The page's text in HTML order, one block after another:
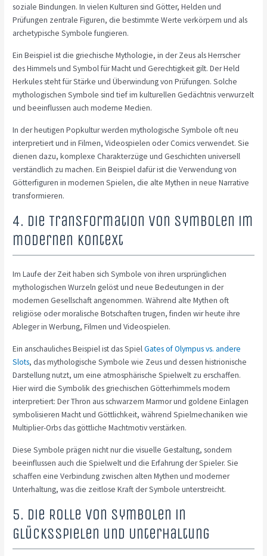
soziale Bindungen. In vielen Kulturen sind Götter, Helden und
Prüfungen zentrale Figuren, die bestimmte Werte verkörpern und als
archetypische Symbole fungieren.
Ein Beispiel ist die griechische Mythologie, in der Zeus als Herrscher
des Himmels und Symbol für Macht und Gerechtigkeit gilt. Der Held
Herkules steht für Stärke und Überwindung von Prüfungen. Solche
mythologischen Symbole sind tief im kulturellen Gedächtnis verwurzelt
und beeinflussen auch moderne Medien.
In der heutigen Popkultur werden mythologische Symbole oft neu
interpretiert und in Filmen, Videospielen oder Comics verwendet. Sie
dienen dazu, komplexe Charakterzüge und Geschichten universell
verständlich zu machen. Ein Beispiel dafür ist die Verwendung von
Götterfiguren in modernen Spielen, die alte Mythen in neue Narrative
transformieren.
4. Die Transformation von Symbolen im
modernen Kontext
Im Laufe der Zeit haben sich Symbole von ihren ursprünglichen
mythologischen Wurzeln gelöst und neue Bedeutungen in der
modernen Gesellschaft angenommen. Während alte Mythen oft
religiöse oder moralische Botschaften trugen, finden wir heute ihre
Ableger in Werbung, Filmen und Videospielen.
Ein anschauliches Beispiel ist das SpielGates of Olympus vs. andere
Slots, das mythologische Symbole wie Zeus und dessen histrionische
Darstellung nutzt, um eine atmosphärische Spielwelt zu erschaffen.
Hier wird die Symbolik des griechischen Götterhimmels modern
interpretiert: Der Thron aus schwarzem Marmor und goldene Einlagen
symbolisieren Macht und Göttlichkeit, während Spielmechaniken wie
Multiplier-Orbs das göttliche Machtmotiv verstärken.
Diese Symbole prägen nicht nur die visuelle Gestaltung, sondern
beeinflussen auch die Spielwelt und die Erfahrung der Spieler. Sie
schaffen eine Verbindung zwischen alten Mythen und moderner
Unterhaltung, was die zeitlose Kraft der Symbole unterstreicht.
5. Die Rolle von Symbolen in
Glücksspielen und Unterhaltung